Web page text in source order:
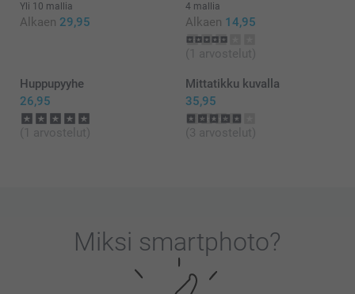
Yli 10 mallia
Alkaen 29,95
4 mallia
Alkaen 14,95
(1 arvostelut)
Huppupyyhe
26,95
(1 arvostelut)
Mittatikku kuvalla
35,95
(3 arvostelut)
Miksi smartphoto?